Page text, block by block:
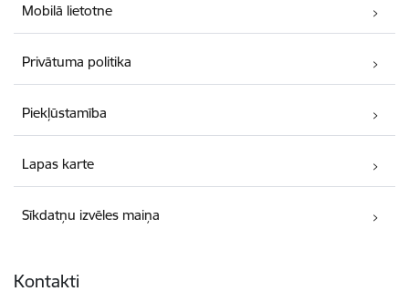
Mobilā lietotne
Privātuma politika
Piekļūstamība
Lapas karte
Sīkdatņu izvēles maiņa
Kontakti